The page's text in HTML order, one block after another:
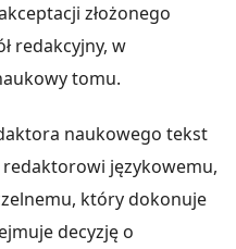
złożonego
redakcyjny, w
tomu.
naukowego tekst
językowemu,
który dokonuje
decyzję o